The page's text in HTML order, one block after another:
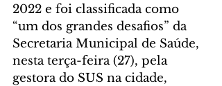
2022 e foi classificada como
“um dos grandes desafios” da
Secretaria Municipal de Saúde,
nesta terça-feira (27), pela
gestora do SUS na cidade,